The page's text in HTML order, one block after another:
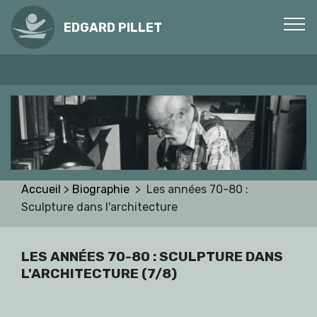
EDGARD PILLET
Accueil > Biographie > Les années 70-80 :
Sculpture dans l'architecture
LES ANNÉES 70-80 : SCULPTURE DANS
L'ARCHITECTURE (7/8)